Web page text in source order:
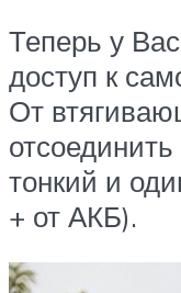
Теперь у
доступ к
От
тонкий и
+ от АКБ).